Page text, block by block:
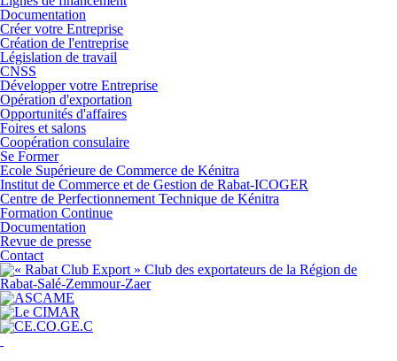
Documentation
Créer votre Entreprise
Création de l'entreprise
Législation de travail
CNSS
Développer votre Entreprise
Opération d'exportation
Opportunités d'affaires
Foires et salons
Coopération consulaire
Se Former
Ecole Supérieure de Commerce de Kénitra
Institut de Commerce et de Gestion de Rabat-ICOGER
Centre de Perfectionnement Technique de Kénitra
Formation Continue
Documentation
Revue de presse
Contact